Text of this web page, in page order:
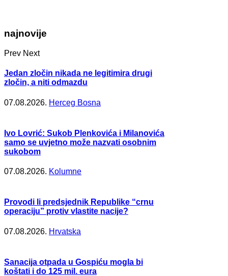
najnovije
Prev Next
Jedan zločin nikada ne legitimira drugi
zločin, a niti odmazdu
07.08.2026. Herceg Bosna
Ivo Lovrić: Sukob Plenkovića i Milanovića
samo se uvjetno može nazvati osobnim
sukobom
07.08.2026. Kolumne
Provodi li predsjednik Republike “crnu
operaciju” protiv vlastite nacije?
07.08.2026. Hrvatska
Sanacija otpada u Gospiću mogla bi
koštati i do 125 mil. eura